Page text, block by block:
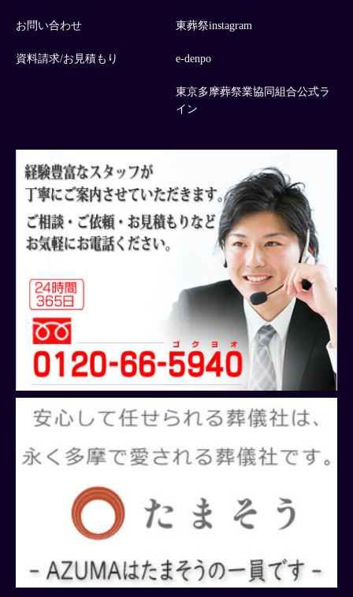
お問い合わせ
資料請求/お見積もり
東葬祭instagram
e-denpo
東京多摩葬祭業協同組合公式ラ
イン